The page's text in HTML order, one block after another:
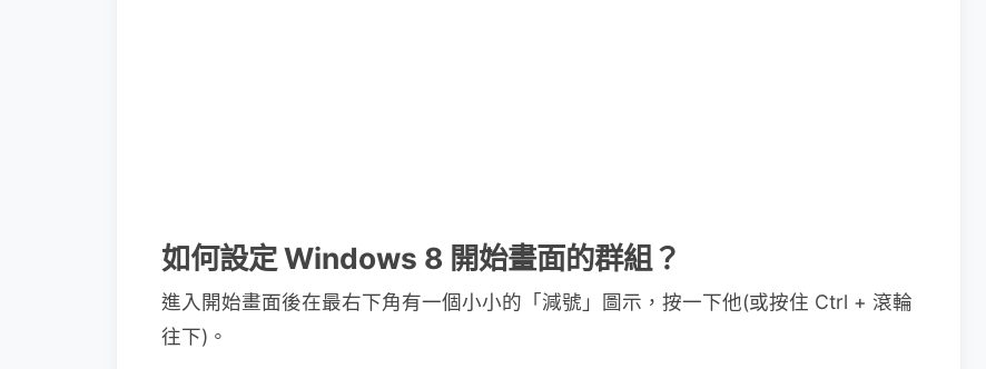
如何設定 Windows 8 開始畫面的群組？
進入開始畫面後在最右下角有一個小小的「減號」圖示，按一下他(或按住 Ctrl + 滾輪
往下)。